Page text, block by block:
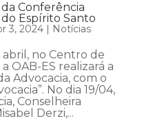
Conferência
Espírito Santo
3, 2024| Notícias
abril, no Centro de
OAB-ES realizará a
Advocacia, com o
No dia 19/04,
Conselheira
Derzi,...